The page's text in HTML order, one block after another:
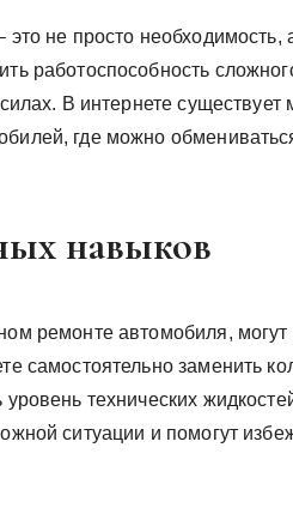
не просто необходимость,
работоспособность
В интернете
где можно
навыков
ремонте автомобиля, могут
самостоятельно заменить
технических
ситуации и помогут